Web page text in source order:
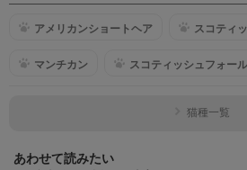
アメリカンショートヘア スコティ
マンチカン スコティッシュフォー
猫種一覧
あわせて読みたい